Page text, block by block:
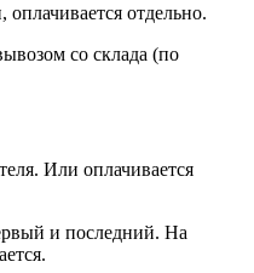
отдельно.
со склада (по
Или оплачивается
и последний. На